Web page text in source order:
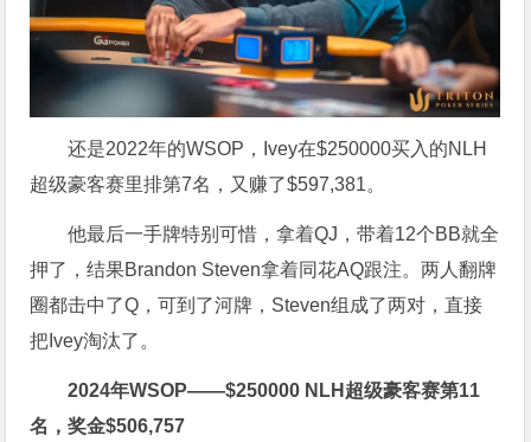
还是2022年的WSOP，Ivey在$250000买入的NLH
超级豪客赛里排第7名，又赚了$597,381。
他最后一手牌特别可惜，拿着QJ，带着12个BB就全
押了，结果Brandon Steven拿着同花AQ跟注。两人翻牌
圈都击中了Q，可到了河牌，Steven组成了两对，直接
把Ivey淘汰了。
2024年WSOP——$250000 NLH超级豪客赛第11
名，奖金$506,757